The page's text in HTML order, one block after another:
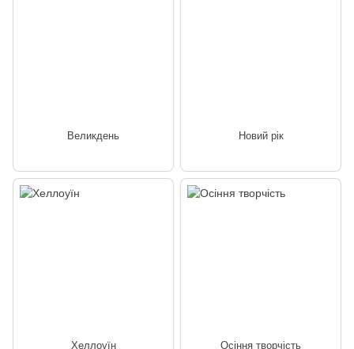
Великдень Новий рік
Хеллоуїн Осіння творчість